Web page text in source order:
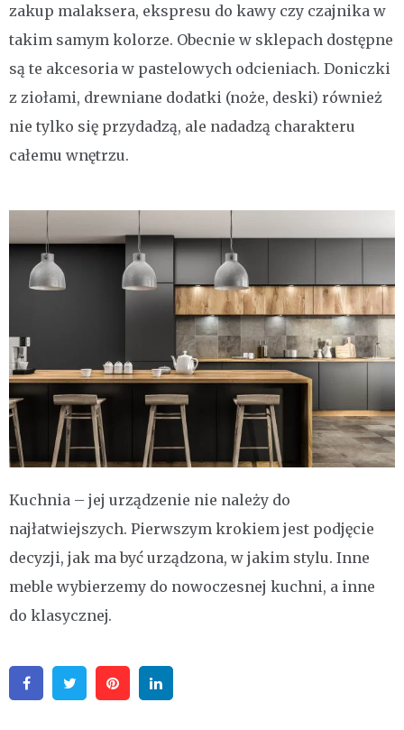
zakup malaksera, ekspresu do kawy czy czajnika w
takim samym kolorze. Obecnie w sklepach dostępne
są te akcesoria w pastelowych odcieniach. Doniczki
z ziołami, drewniane dodatki (noże, deski) również
nie tylko się przydadzą, ale nadadzą charakteru
całemu wnętrzu.
Kuchnia – jej urządzenie nie należy do
najłatwiejszych. Pierwszym krokiem jest podjęcie
decyzji, jak ma być urządzona, w jakim stylu. Inne
meble wybierzemy do nowoczesnej kuchni, a inne
do klasycznej.
FacebookTwitter Pinterest